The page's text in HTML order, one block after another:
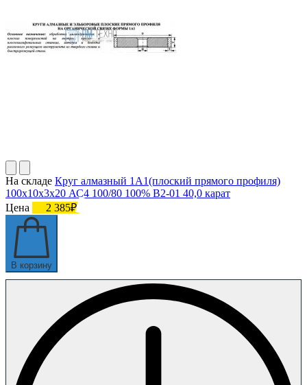
На складе Круг алмазный 1А1(плоский прямого профиля)
100х10х3х20 АС4 100/80 100% В2-01 40,0 карат
Цена
2 385₽
В корзину